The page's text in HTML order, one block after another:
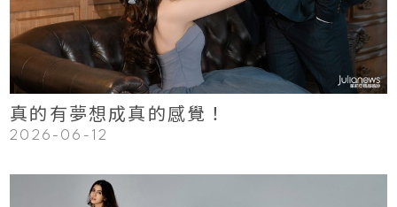
Read More
真的有夢想成真的感覺！
2026-06-12